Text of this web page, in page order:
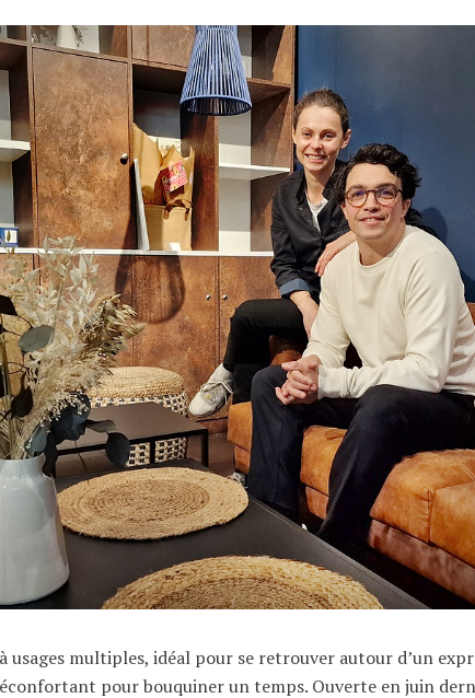
usages multiples, idéal pour se retrouver autour d’un
pour bouquiner un temps. Ouverte en juin